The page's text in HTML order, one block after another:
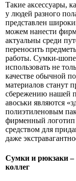
Такие аксессуары,
у людей разного
представлен
можем нанести
актуальны среди
переносить
работы. Сумки-
использовать не
качестве обычной
материалов станут
сбережению нашей
авоськи являются
полиэтиленовым
фирменный логотип
средством для
даже
Сумки и рюкзаки –
коллег